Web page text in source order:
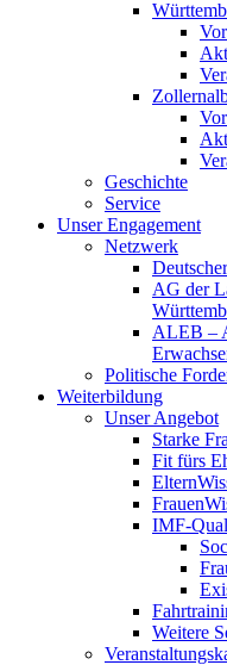
Geschichte
Service
Unser Engagement
Netzwerk
AG der
ALEB –
Politische
Weiterbildung
Unser Angebot
Starke
Fit fürs
IMF-
Weitere